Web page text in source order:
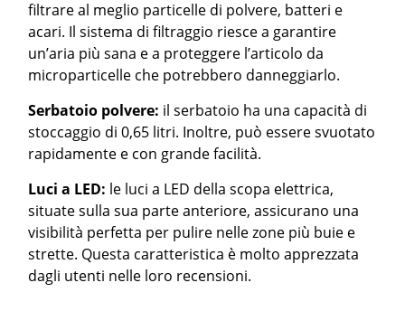
filtrare al meglio particelle di polvere, batteri e
acari. Il sistema di filtraggio riesce a garantire
un’aria più sana e a proteggere l’articolo da
microparticelle che potrebbero danneggiarlo.
Serbatoio polvere: il serbatoio ha una capacità di
stoccaggio di 0,65 litri. Inoltre, può essere svuotato
rapidamente e con grande facilità.
Luci a LED: le luci a LED della scopa elettrica,
situate sulla sua parte anteriore, assicurano una
visibilità perfetta per pulire nelle zone più buie e
strette. Questa caratteristica è molto apprezzata
dagli utenti nelle loro recensioni.